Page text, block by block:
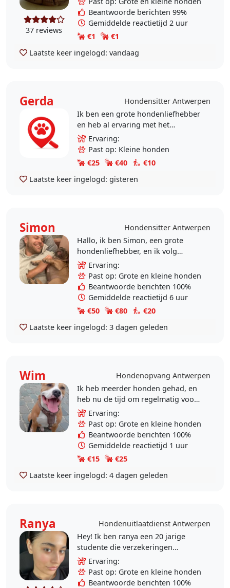
37 reviews
Beantwoorde berichten 99%
Gemiddelde reactietijd 2 uur
€1
€1
Laatste keer ingelogd: vandaag
Gerda
Hondensitter Antwerpen
Ik ben een grote hondenliefhebber
en heb al ervaring met het
verzorgen en omgaan met honden.
Ik heb geleerd hoe belangrijk het is
om geduldig,..
Ervaring:
Past op: Kleine honden
€25
€40
€10
Laatste keer ingelogd: gisteren
Simon
Hondensitter Antwerpen
Hallo, ik ben Simon, een grote
hondenliefhebber, en ik volg
momenteel een opleiding
Hondeninstructeur (met later een
specialisatie in..
Ervaring:
Past op: Grote en kleine honden
Beantwoorde berichten 100%
Gemiddelde reactietijd 6 uur
€50
€80
€20
Laatste keer ingelogd: 3 dagen geleden
Wim
Hondenopvang Antwerpen
Ik heb meerder honden gehad, en
heb nu de tijd om regelmatig voor
een hond(je) te zorgen. Ik ben
absoluut een dierenliefhebber.
Helaas kan ik niet..
Ervaring:
Past op: Grote en kleine honden
Beantwoorde berichten 100%
Gemiddelde reactietijd 1 uur
€15
€25
Laatste keer ingelogd: 4 dagen geleden
Ranya Hondenuitlaatdienst Antwerpen
Hey! Ik ben ranya een 20 jarige
studente die verzekeringen
studeert om de AP hogeschool. Ik
ben een ervaren hondenoppas die
dol is op honden en al..
Ervaring:
Past op: Grote en kleine honden
Beantwoorde berichten 100%